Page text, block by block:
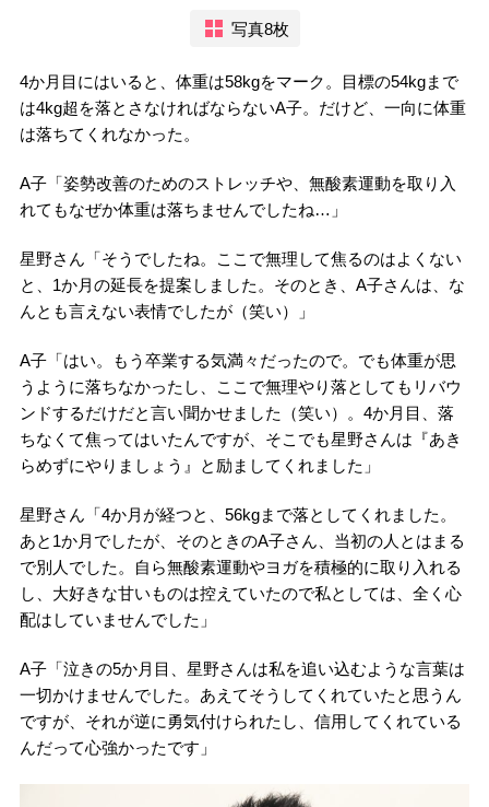
写真8枚
4か月目にはいると、体重は58kgをマーク。目標の54kgまで
は4kg超を落とさなければならないA子。だけど、一向に体重
は落ちてくれなかった。
A子「姿勢改善のためのストレッチや、無酸素運動を取り入
れてもなぜか体重は落ちませんでしたね…」
星野さん「そうでしたね。ここで無理して焦るのはよくない
と、1か月の延長を提案しました。そのとき、A子さんは、な
んとも言えない表情でしたが（笑い）」
A子「はい。もう卒業する気満々だったので。でも体重が思
うように落ちなかったし、ここで無理やり落としてもリバウ
ンドするだけだと言い聞かせました（笑い）。4か月目、落
ちなくて焦ってはいたんですが、そこでも星野さんは『あき
らめずにやりましょう』と励ましてくれました」
星野さん「4か月が経つと、56kgまで落としてくれました。
あと1か月でしたが、そのときのA子さん、当初の人とはまる
で別人でした。自ら無酸素運動やヨガを積極的に取り入れる
し、大好きな甘いものは控えていたので私としては、全く心
配はしていませんでした」
A子「泣きの5か月目、星野さんは私を追い込むような言葉は
一切かけませんでした。あえてそうしてくれていたと思うん
ですが、それが逆に勇気付けられたし、信用してくれている
んだって心強かったです」